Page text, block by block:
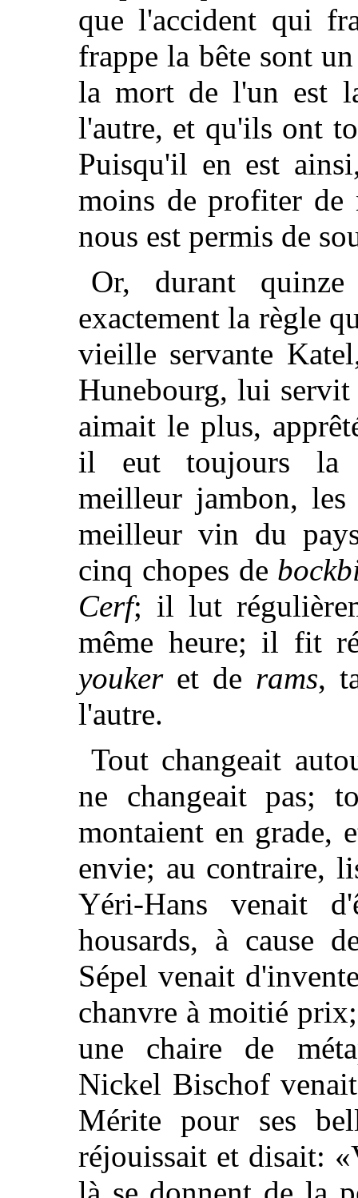
que l'accident qui
frappe la bête sont
la mort de l'un est
l'autre, et qu'ils ont
Puisqu'il en est
moins de profiter de
nous est permis de
Or, durant
exactement la règle
vieille servante
Hunebourg, lui
aimait le plus,
il eut toujours la
meilleur jambon,
meilleur vin du
cinq chopes de
Cerf; il lut
même heure; il fit
youkeret de rams,
l'autre.
Tout changeait
ne changeait pas;
montaient en grade,
envie; au contraire,
Yéri-Hans venait
housards, à cause
Sépel venait
chanvre à moitié
une chaire de
Nickel Bischof
Mérite pour ses
réjouissait et disait: